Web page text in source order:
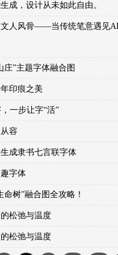
成，设计从未如此自由。
文人风骨——当传统笔意遇见
”主题字体融合图
印痕之美
一步让字“活”
容
成隶书七言联字体
字体
树”融合图全攻略！
松弛与温度
松弛与温度